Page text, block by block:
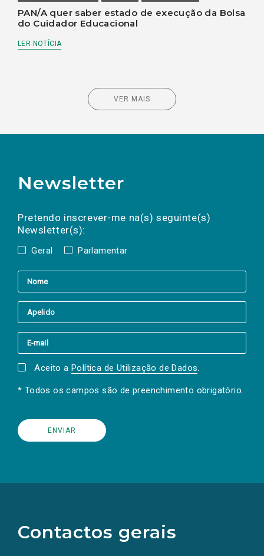
PAN/A quer saber estado de execução da Bolsa
do Cuidador Educacional
LER NOTÍCIA
VER MAIS
Newsletter
Pretendo inscrever-me na(s) seguinte(s)
Newsletter(s):
Geral Parlamentar
a(s) newsletter(s).
mail
Aceito a Política de Utilização de Dados.
* Todos os campos são de preenchimento obrigatório.
Contactos gerais
redes
sociais